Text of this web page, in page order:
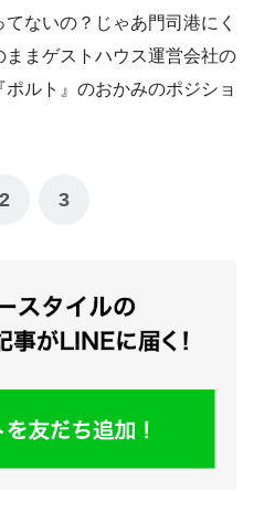
ないの？じゃあ門司港にく
まゲストハウス運営会社の
ルト』のおかみのポジショ
2 3